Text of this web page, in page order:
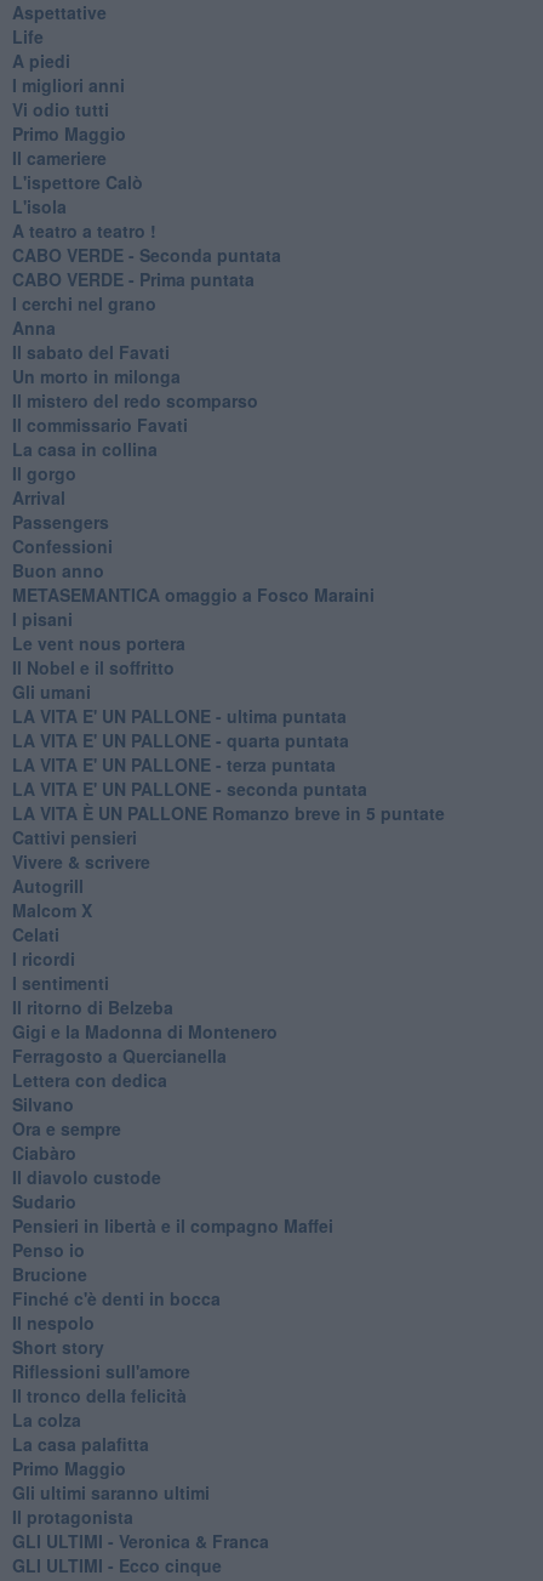
Aspettative
Life
A piedi
I migliori anni
Vi odio tutti
Primo Maggio
Il cameriere
L'ispettore Calò
L'isola
A teatro a teatro !
CABO VERDE - Seconda puntata
CABO VERDE - Prima puntata
I cerchi nel grano
Anna
Il sabato del Favati
Un morto in milonga
Il mistero del redo scomparso
Il commissario Favati
La casa in collina
Il gorgo
Arrival
Passengers
Confessioni
Buon anno
METASEMANTICA omaggio a Fosco Maraini
I pisani
Le vent nous portera
Il Nobel e il soffritto
Gli umani
LA VITA E' UN PALLONE - ultima puntata
LA VITA E' UN PALLONE - quarta puntata
LA VITA E' UN PALLONE - terza puntata
LA VITA E' UN PALLONE - seconda puntata
LA VITA È UN PALLONE Romanzo breve in 5 puntate
Cattivi pensieri
Vivere & scrivere
Autogrill
Malcom X
Celati
I ricordi
I sentimenti
Il ritorno di Belzeba
Gigi e la Madonna di Montenero
Ferragosto a Quercianella
Lettera con dedica
Silvano
Ora e sempre
Ciabàro
Il diavolo custode
Sudario
Pensieri in libertà e il compagno Maffei
Penso io
Brucione
Finché c'è denti in bocca
Il nespolo
Short story
Riflessioni sull'amore
Il tronco della felicità
La colza
La casa palafitta
Primo Maggio
Gli ultimi saranno ultimi
Il protagonista
GLI ULTIMI - Veronica & Franca
GLI ULTIMI - Ecco cinque